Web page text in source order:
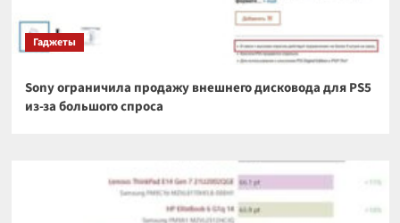
Гаджеты
Sony ограничила продажу внешнего дисковода для PS5
из-за большого спроса